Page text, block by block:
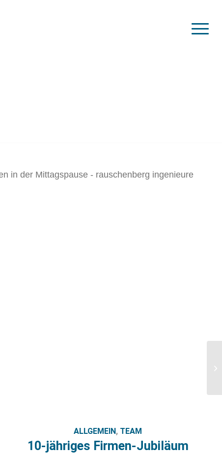
ALLGEMEIN, TEAM
10-jähriges Firmen-Jubiläum